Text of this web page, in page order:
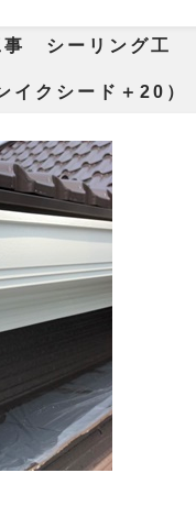
シーリング工
イクシード＋20